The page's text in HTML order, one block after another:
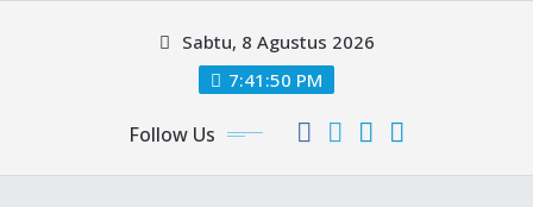
Sabtu, 8 Agustus 2026
7:41:51 PM
Follow Us